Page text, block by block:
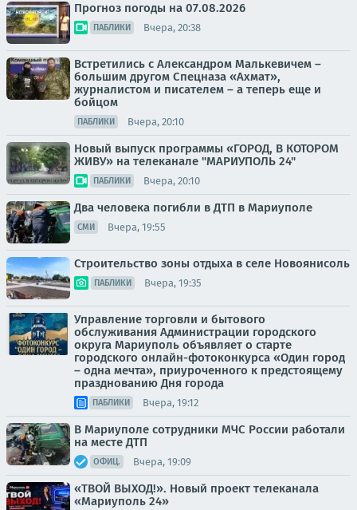
Прогноз погоды на 07.08.2026
ПАБЛИКИ Вчера, 20:38
Встретились с Александром Малькевичем –
большим другом Спецназа «Ахмат»,
журналистом и писателем – а теперь еще и
бойцом
ПАБЛИКИ Вчера, 20:10
Новый выпуск программы «ГОРОД, В КОТОРОМ
ЖИВУ» на телеканале "МАРИУПОЛЬ 24"
ПАБЛИКИ Вчера, 20:10
Два человека погибли в ДТП в Мариуполе
СМИ Вчера, 19:55
Строительство зоны отдыха в селе Новоянисоль
ПАБЛИКИ Вчера, 19:35
Управление торговли и бытового
обслуживания Администрации городского
округа Мариуполь объявляет о старте
городского онлайн-фотоконкурса «Один город
– одна мечта», приуроченного к предстоящему
празднованию Дня города
ПАБЛИКИ Вчера, 19:12
В Мариуполе сотрудники МЧС России работали
на месте ДТП
ОФИЦ. Вчера, 19:09
«ТВОЙ ВЫХОД!». Новый проект телеканала
«Мариуполь 24»